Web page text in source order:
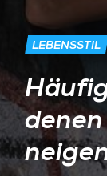
LEBENSSTIL